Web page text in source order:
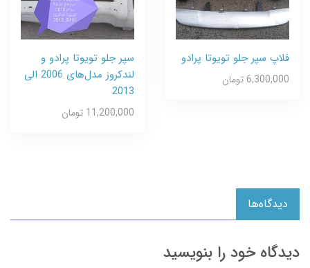
فلاپ سپر جلو تویوتا پرادو
6,300,000 تومان
سپر جلو تویوتا پرادو و
لندکروز مدل‌های 2006 الی
2013
11,200,000 تومان
دیدگاه‌ها
دیدگاه خود را بنویسید